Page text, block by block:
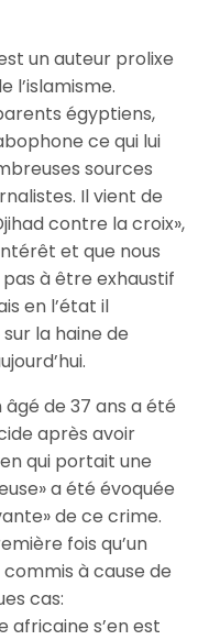
un auteur prolixe
l’islamisme.
égyptiens,
ce qui lui
sources
Il vient de
contre la croix»,
et que nous
à être exhaustif
en l’état il
la haine de
de 37 ans a été
après avoir
qui portait une
a été évoquée
de ce crime.
fois qu’un
à cause de
cas:
africaine s’en est